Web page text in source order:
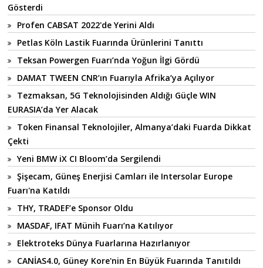
Gösterdi
Profen CABSAT 2022'de Yerini Aldı
Petlas Köln Lastik Fuarında Ürünlerini Tanıttı
Teksan Powergen Fuarı’nda Yoğun İlgi Gördü
DAMAT TWEEN CNR’ın Fuarıyla Afrika’ya Açılıyor
Tezmaksan, 5G Teknolojisinden Aldığı Güçle WIN
EURASIA’da Yer Alacak
Token Finansal Teknolojiler, Almanya’daki Fuarda Dikkat
Çekti
Yeni BMW iX CI Bloom’da Sergilendi
Şişecam, Güneş Enerjisi Camları ile Intersolar Europe
Fuarı'na Katıldı
THY, TRADEF’e Sponsor Oldu
MASDAF, IFAT Münih Fuarı’na Katılıyor
Elektroteks Dünya Fuarlarına Hazırlanıyor
CANİAS4.0, Güney Kore'nin En Büyük Fuarında Tanıtıldı